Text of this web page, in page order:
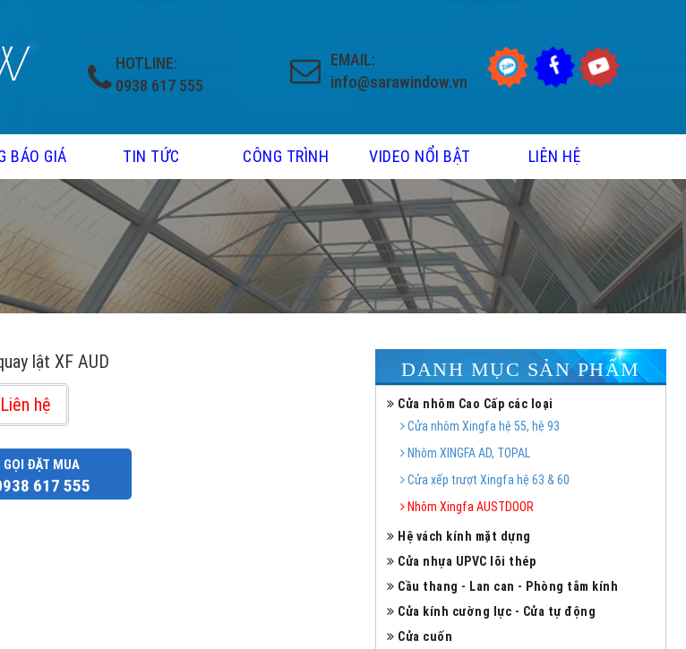
HOTLINE:
0938 617 555
EMAIL:
info@sarawindow.vn
BÁO GIÁ TIN TỨC CÔNG TRÌNH VIDEO NỔI BẬT LIÊN HỆ
lật XF AUD
Liên hệ
GỌI ĐẶT MUA
DANH MỤC SẢN PHẨM
Cửa nhôm Cao Cấp các loại
Cửa nhôm Xingfa hệ 55, hệ 93
Nhôm XINGFA AD, TOPAL
Cửa xếp trượt Xingfa hệ 63 & 60
Nhôm Xingfa AUSTDOOR
Hệ vách kính mặt dựng
Cửa nhựa UPVC lõi thép
Cầu thang - Lan can - Phòng tắm kính
Cửa kính cường lực - Cửa tự động
Cửa cuốn